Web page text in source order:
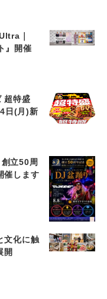
｜
』開催
超特盛
日(月)新
立50周
催します
文化に触
開